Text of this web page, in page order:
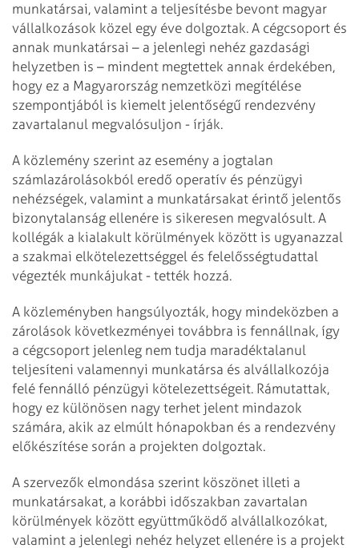
munkatársai, valamint a teljesítésbe bevont magyar
vállalkozások közel egy éve dolgoztak. A cégcsoport és
annak munkatársai – a jelenlegi nehéz gazdasági
helyzetben is – mindent megtettek annak érdekében,
hogy ez a Magyarország nemzetközi megítélése
szempontjából is kiemelt jelentőségű rendezvény
zavartalanul megvalósuljon - írják.
A közlemény szerint az esemény a jogtalan
számlazárolásokból eredő operatív és pénzügyi
nehézségek, valamint a munkatársakat érintő jelentős
bizonytalanság ellenére is sikeresen megvalósult. A
kollégák a kialakult körülmények között is ugyanazzal
a szakmai elkötelezettséggel és felelősségtudattal
végezték munkájukat - tették hozzá.
A közleményben hangsúlyozták, hogy mindeközben a
zárolások következményei továbbra is fennállnak, így
a cégcsoport jelenleg nem tudja maradéktalanul
teljesíteni valamennyi munkatársa és alvállalkozója
felé fennálló pénzügyi kötelezettségeit. Rámutattak,
hogy ez különösen nagy terhet jelent mindazok
számára, akik az elmúlt hónapokban és a rendezvény
előkészítése során a projekten dolgoztak.
A szervezők elmondása szerint köszönet illeti a
munkatársakat, a korábbi időszakban zavartalan
körülmények között együttműködő alvállalkozókat,
valamint a jelenlegi nehéz helyzet ellenére is a projekt